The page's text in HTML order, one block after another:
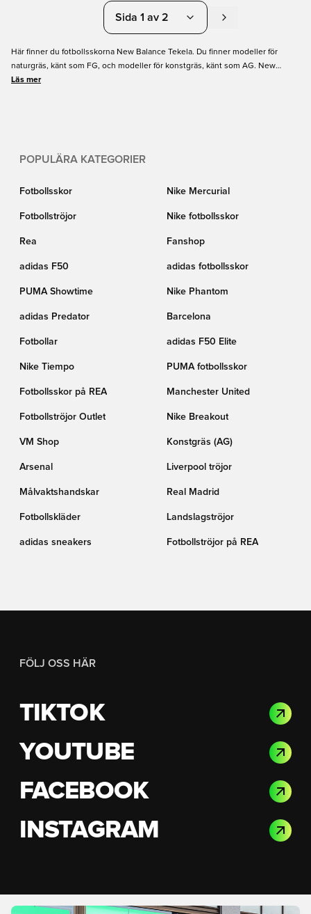
Sida 1 av 2
Här finner du fotbollsskorna New Balance Tekela. Du finner modeller för
naturgräs, känt som FG, och modeller för konstgräs, känt som AG. New
Balance Tekela är inspirerad av VM i Ryssland som du kan se på valet av
Läs mer
POPULÄRA KATEGORIER
Fotbollsskor Nike Mercurial
Fotbollströjor Nike fotbollsskor
Rea Fanshop
adidas F50 adidas fotbollsskor
PUMA Showtime Nike Phantom
adidas Predator Barcelona
Fotbollar adidas F50 Elite
Nike Tiempo PUMA fotbollsskor
Fotbollsskor på REA Manchester United
Fotbollströjor Outlet Nike Breakout
VM Shop Konstgräs (AG)
Arsenal Liverpool tröjor
Målvaktshandskar Real Madrid
Fotbollskläder Landslagströjor
adidas sneakers Fotbollströjor på REA
FÖLJ OSS HÄR
TIKTOK
YOUTUBE
FACEBOOK
INSTAGRAM